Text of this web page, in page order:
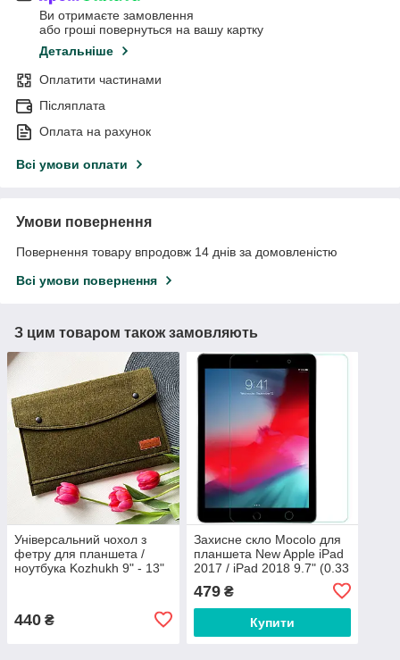
Ви отримаєте замовлення
або гроші повернуться на вашу картку
Детальніше
Оплатити частинами
Післяплата
Оплата на рахунок
Всі умови оплати
Умови повернення
Повернення товару впродовж 14 днів за домовленістю
Всі умови повернення
З цим товаром також замовляють
Універсальний чохол з
фетру для планшета /
ноутбука Kozhukh 9" - 13"
440 ₴
Захисне скло Mocolo для
планшета New Apple iPad
2017 / iPad 2018 9.7" (0.33
479₴
Купити